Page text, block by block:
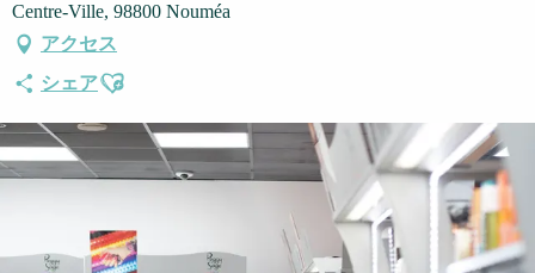
Centre-Ville, 98800 Nouméa
アクセス
シェアAjouter aux favoris